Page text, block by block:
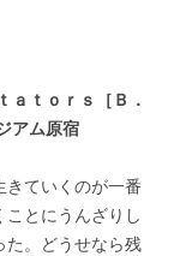
ａｔｏｒｓ［Ｂ．
アム原宿
きていくのが一番
とにうんざりし
た。どうせなら残